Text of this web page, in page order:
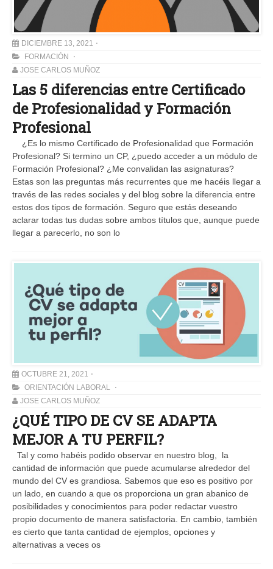
DICIEMBRE 13, 2021
FORMACIÓN
JOSE CARLOS MUÑOZ
Las 5 diferencias entre Certificado
de Profesionalidad y Formación
Profesional
¿Es lo mismo Certificado de Profesionalidad que Formación
Profesional? Si termino un CP, ¿puedo acceder a un módulo de
Formación Profesional? ¿Me convalidan las asignaturas?
Estas son las preguntas más recurrentes que me hacéis llegar a
través de las redes sociales y del blog sobre la diferencia entre
estos dos tipos de formación. Seguro que estás deseando
aclarar todas tus dudas sobre ambos títulos que, aunque puede
llegar a parecerlo, no son lo
OCTUBRE 21, 2021
ORIENTACIÓN LABORAL
JOSE CARLOS MUÑOZ
¿QUÉ TIPO DE CV SE ADAPTA
MEJOR A TU PERFIL?
Tal y como habéis podido observar en nuestro blog, la
cantidad de información que puede acumularse alrededor del
mundo del CV es grandiosa. Sabemos que eso es positivo por
un lado, en cuando a que os proporciona un gran abanico de
posibilidades y conocimientos para poder redactar vuestro
propio documento de manera satisfactoria. En cambio, también
es cierto que tanta cantidad de ejemplos, opciones y
alternativas a veces os